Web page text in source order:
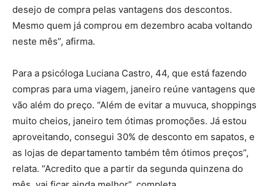
desejo de compra pelas vantagens dos descontos.
Mesmo quem já comprou em dezembro acaba voltando
neste mês”, afirma.
Para a psicóloga Luciana Castro, 44, que está fazendo
compras para uma viagem, janeiro reúne vantagens que
vão além do preço. “Além de evitar a muvuca, shoppings
muito cheios, janeiro tem ótimas promoções. Já estou
aproveitando, consegui 30% de desconto em sapatos, e
as lojas de departamento também têm ótimos preços”,
relata. “Acredito que a partir da segunda quinzena do